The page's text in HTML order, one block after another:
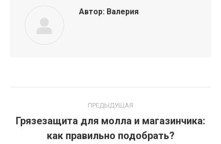
Автор: Валерия
по
ПРЕДЫДУЩАЯ
Предыдущая
запись:
Грязезащита для молла и магазинчика:
как правильно подобрать?